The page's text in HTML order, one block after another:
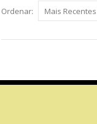
Ordenar: